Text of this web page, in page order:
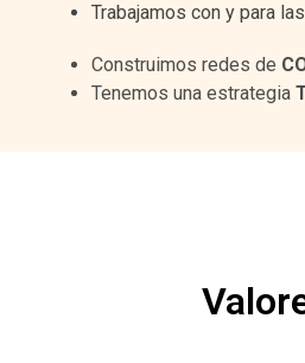
Trabajamos con y para las
Construimos redes de
Tenemos una estrategia